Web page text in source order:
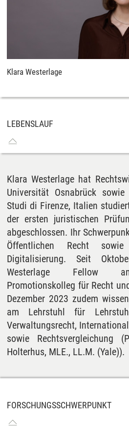
Klara Westerlage
LEBENSLAUF
Klara Westerlage hat
Universität Osnabrück
Studi di Firenze, Italien
der ersten juristischen
abgeschlossen. Ihr
Öffentlichen Recht
Digitalisierung. Seit
Westerlage Fellow
Promotionskolleg für Recht
Dezember 2023 zudem
am Lehrstuhl für
Verwaltungsrecht,
sowie Rechtsvergleichung
Holterhus, MLE., LL.M. (Yale)).
FORSCHUNGSSCHWERPUNKT